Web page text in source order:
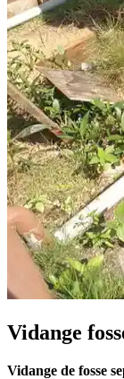
Vidange
Vidange de fosse